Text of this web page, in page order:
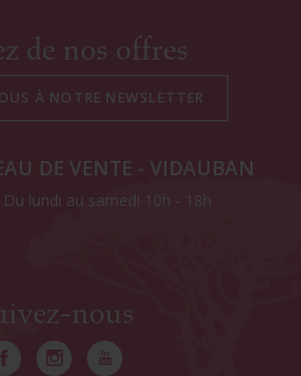
de nos offres
DE VENTE - VIDAUBAN
lundi au samedi 10h - 18h
nous